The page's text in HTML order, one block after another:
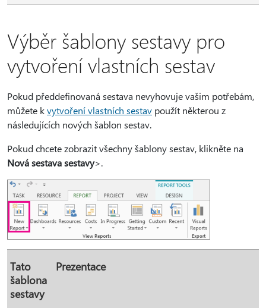
Výběr šablony sestavy pro
vytvoření vlastních sestav
Pokud předdefinovaná sestava nevyhovuje vašim potřebám,
můžete kvytvoření vlastních sestav použít některou z
následujících nových šablon sestav.
Pokud chcete zobrazit všechny šablony sestav, klikněte na
Nová sestava sestavy>.
Tato
šablona
sestavy
Prezentace